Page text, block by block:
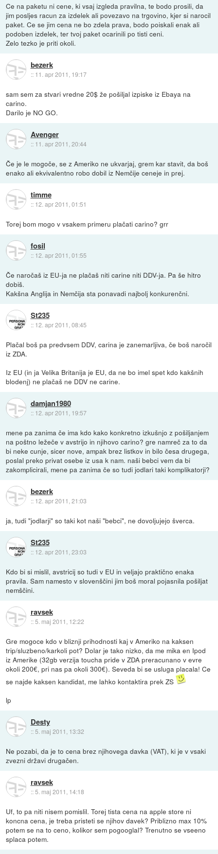
Ce na paketu ni cene, ki vsaj izgleda pravilna, te bodo prosili, da
jim posljes racun za izdelek ali povezavo na trgovino, kjer si narocil
paket. Ce se jim cena ne bo zdela prava, bodo poiskali enak ali
podoben izdelek, ter tvoj paket ocarinili po tisti ceni.
Zelo tezko je priti okoli.
bezerk
:: 11. apr 2011, 19:17
sam sem za stvari vredne 20$ že pošiljal izpiske iz Ebaya na
carino.
Darilo je NO GO.
Avenger
:: 11. apr 2011, 20:44
Če je le mogoče, se z Ameriko ne ukvarjaj, grem kar stavit, da boš
enako ali ekvivalentno robo dobil iz Nemčije ceneje in prej.
timme
:: 12. apr 2011, 01:51
Torej bom mogo v vsakem primeru plačati carino? grr
fosil
:: 12. apr 2011, 01:55
Če naročaš iz EU-ja ne plačaš niti carine niti DDV-ja. Pa še hitro
dobiš.
Kakšna Anglija in Nemčija sta ponavadi najbolj konkurenčni.
St235
:: 12. apr 2011, 08:45
Plačal boš pa predvsem DDV, carina je zanemarljiva, če boš naročil
iz ZDA.
Iz EU (in ja Velika Britanija je EU, da ne bo imel spet kdo kakšnih
blodenj) ne plačaš ne DDV ne carine.
damjan1980
:: 12. apr 2011, 19:57
mene pa zanima če ima kdo kako konkretno izkušnjo z pošiljanjem
na poštno ležeče v avstrijo in njihovo carino? gre namreč za to da
bi neke cunje, sicer nove, ampak brez listkov in bilo česa drugega,
poslal preko privat osebe iz usa k nam. naši bebci vem da bi
zakomplicirali, mene pa zanima če so tudi jodlari taki komplikatorji?
bezerk
:: 12. apr 2011, 21:03
ja, tudi "jodlarji" so taki kot naši "bebci", ne dovoljujejo šverca.
St235
:: 12. apr 2011, 23:03
Kdo bi si mislil, avstricij so tudi v EU in veljajo praktično enaka
pravila. Sam namesto v slovenščini jim boš moral pojasnila pošiljat
nemščini.
ravsek
::5. maj 2011, 12:22
Gre mogoce kdo v bliznji prihodnosti kaj v Ameriko na kaksen
trip/sluzbeno/karkoli pot? Dolar je tako nizko, da me mika en Ipod
iz Amerike (32gb verzija toucha pride v ZDA preracunano v evre
okoli 200€, pri nas pa okoli 300€). Seveda bi se usluga placala! Ce
se najde kaksen kandidat, me lahko kontaktira prek ZS
lp
Desty
:: 5. maj 2011, 13:32
Ne pozabi, da je to cena brez njihovega davka (VAT), ki je v vsaki
zvezni državi drugačen.
ravsek
::5. maj 2011, 14:18
Uf, to pa niti nisem pomislil. Torej tista cena na apple store ni
koncna cena, je treba pristeti se njihov davek? Priblizno max 10%
potem se na to ceno, kolikor sem pogooglal? Trenutno se vseeno
splaca potem.